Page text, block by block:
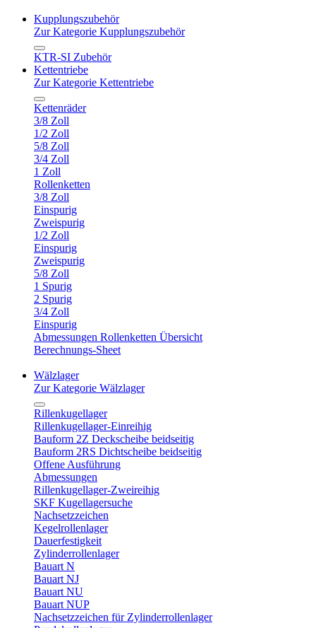
Kupplungszubehör
Zur Kategorie Kupplungszubehör
KTR-SI Zubehör
Kettentriebe
Zur Kategorie Kettentriebe
Kettenräder
3/8 Zoll
1/2 Zoll
5/8 Zoll
3/4 Zoll
1 Zoll
Rollenketten
3/8 Zoll
Einspurig
Zweispurig
1/2 Zoll
Einspurig
Zweispurig
5/8 Zoll
1 Spurig
2 Spurig
3/4 Zoll
Einspurig
Abmessungen Rollenketten Übersicht
Berechnungs-Sheet
Wälzlager
Zur Kategorie Wälzlager
Rillenkugellager
Rillenkugellager-Einreihig
Bauform 2Z Deckscheibe beidseitig
Bauform 2RS Dichtscheibe beidseitig
Offene Ausführung
Abmessungen
Rillenkugellager-Zweireihig
SKF Kugellagersuche
Nachsetzzeichen
Kegelrollenlager
Dauerfestigkeit
Zylinderrollenlager
Bauart N
Bauart NJ
Bauart NU
Bauart NUP
Nachsetzzeichen für Zylinderrollenlager